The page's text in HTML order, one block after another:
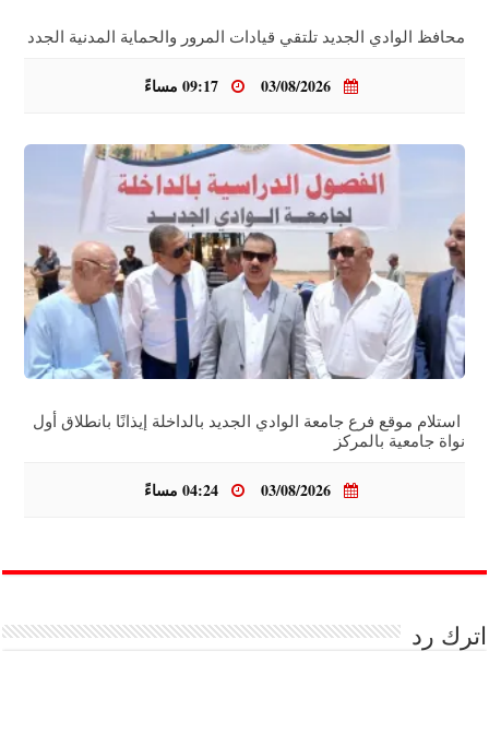
محافظ الوادي الجديد تلتقي قيادات المرور والحماية المدنية الجدد
استلام موقع فرع جامعة الوادي الجديد بالداخلة إيذانًا بانطلاق أول
نواة جامعية بالمركز
اترك رد